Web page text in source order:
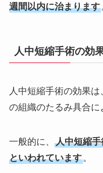
週間以内に治まります
人中短縮手術の効
人中短縮手術の効果
の組織のたるみ具合に
一般的に、 人中短縮
といわれています。